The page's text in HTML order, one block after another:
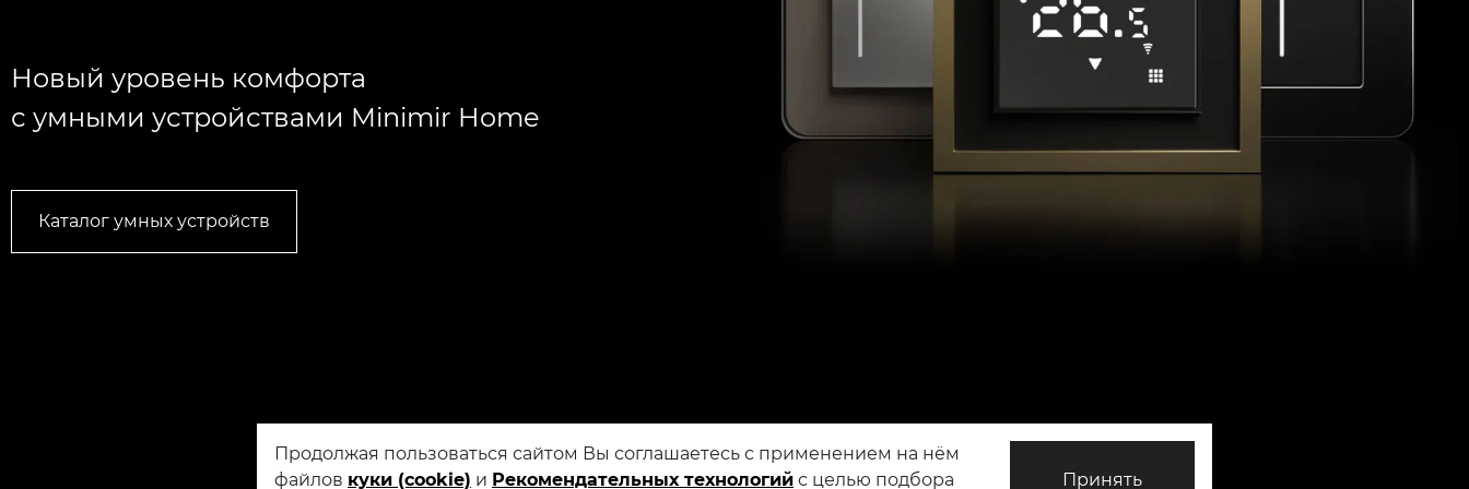
Новый уровень комфорта
с умными устройствами Minimir Home
Каталог умных устройств
Продолжая пользоваться сайтом Вы соглашаетесь с применением на нём
файлов куки (cookie) и Рекомендательных технологий с целью подбора Принять